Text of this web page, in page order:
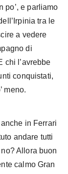
po’, e parliamo
tra le
a vedere
di
chi l’avrebbe
conquistati,
meno.
in Ferrari
andare tutti
no? Allora buon
calmo Gran